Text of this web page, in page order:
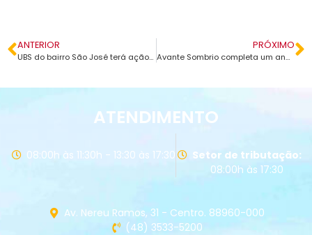
ANTERIOR
UBS do bairro São José terá ação de educação em saúde no Dia Internacional da Mulher
PRÓXIMO
Avante Sombrio completa um ano com grandes obras, aquisições e prestação de contas
ATENDIMENTO
08:00h às 11:30h - 13:30 às 17:30
Setor de tributação:
08:00h às 17:30
Av. Nereu Ramos, 31 - Centro. 88960-000
(48) 3533-5200